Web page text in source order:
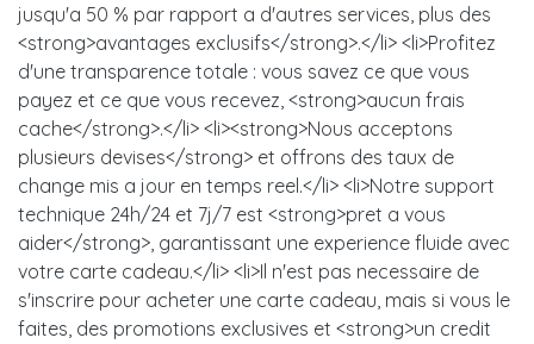
jusqu'a 50 % par rapport a d'autres services, plus des
<strong>avantages exclusifs</strong>.</li> <li>Profitez
d'une transparence totale : vous savez ce que vous
payez et ce que vous recevez, <strong>aucun frais
cache</strong>.</li> <li><strong>Nous acceptons
plusieurs devises</strong> et offrons des taux de
change mis a jour en temps reel.</li> <li>Notre support
technique 24h/24 et 7j/7 est <strong>pret a vous
aider</strong>, garantissant une experience fluide avec
votre carte cadeau.</li> <li>Il n'est pas necessaire de
s'inscrire pour acheter une carte cadeau, mais si vous le
faites, des promotions exclusives et <strong>un credit